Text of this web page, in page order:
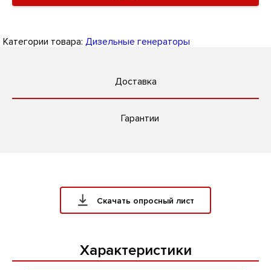
Категории товара: Дизельные генераторы
Доставка
Гарантии
Скачать опросный лист
Характеристики